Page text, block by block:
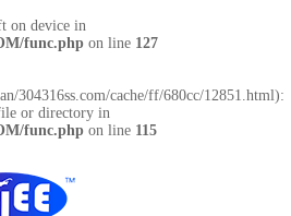
on device in
func.php on line 127
304316ss.com/cache/ff/680cc/12851.html):
or directory in
func.php on line 115